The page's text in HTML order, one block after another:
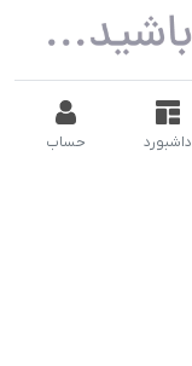
داشبورد حساب